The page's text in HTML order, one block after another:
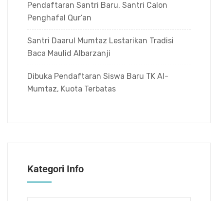
Pendaftaran Santri Baru, Santri Calon
Penghafal Qur’an
Santri Daarul Mumtaz Lestarikan Tradisi
Baca Maulid Albarzanji
Dibuka Pendaftaran Siswa Baru TK Al-
Mumtaz, Kuota Terbatas
Kategori Info